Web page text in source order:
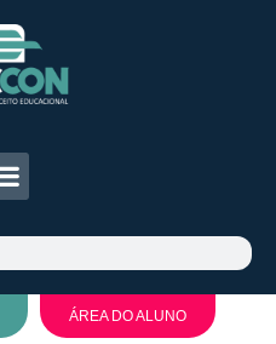
ÁREA DO ALUNO